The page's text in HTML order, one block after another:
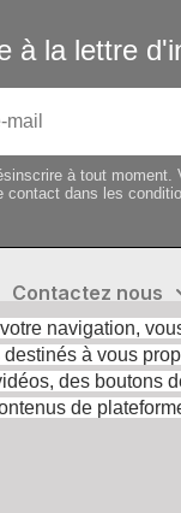
à la lettre
à tout moment.
contact dans les
Contactez nous
informations
navigation,
à vous
des boutons
de